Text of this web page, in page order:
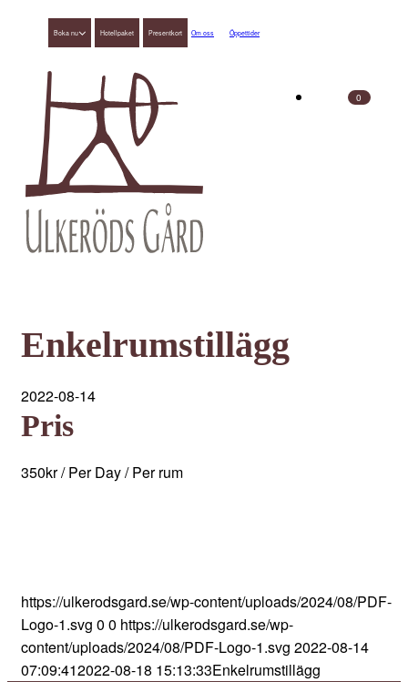
0
Boka nu Hotellpaket Presentkort Om oss Öppettider
Enkelrumstillägg
2022-08-14
Pris
350kr/ Per Day/ Per rum
https://ulkerodsgard.se/wp-content/uploads/2024/08/PDF-
Logo-1.svg 0 0 https://ulkerodsgard.se/wp-
content/uploads/2024/08/PDF-Logo-1.svg 2022-08-14
07:09:412022-08-18 15:13:33Enkelrumstillägg